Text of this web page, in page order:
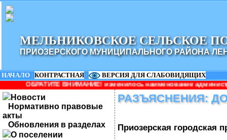
МЕЛЬНИКОВСКОЕ СЕЛЬСКОЕ
ПРИОЗЕРСКОГО МУНИЦИПАЛЬНОГО РАЙОНА
НАЧАЛО | КОНТРАСТНАЯ |
ВЕРСИЯ ДЛЯ СЛАБОВИДЯЩИХ
изменилось наименование администрации:
Новости
Нормативно правовые
акты
Обновления в разделах
О поселении
РАЗЪЯСНЕНИЯ:
Приозерская городская